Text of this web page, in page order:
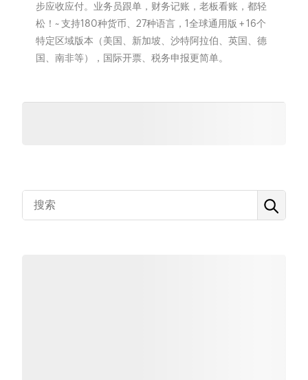
步应收应付。业务员跟单，财务记账，老板看账，都轻
松！~ 支持180种货币、27种语言，1全球通用版 + 16个
特定区域版本（美国、新加坡、沙特阿拉伯、英国、德
国、南非等），国际开票、税务申报更简单。